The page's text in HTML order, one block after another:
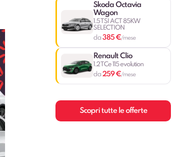
Skoda Octavia
Wagon
1.5 TSI ACT 85KW
SELECTION
da385 €/mese
Renault Clio
1.2 TCe 115 evolution
da259 €/mese
Scopri tutte le offerte